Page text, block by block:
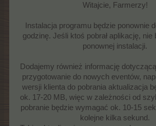
Witajcie, Farmerzy!
Instalacja programu będzie ponownie
godzinę. Jeśli ktoś pobrał aplikację, nie
ponownej instalacji.
Dodajemy również informację
przygotowanie do nowych eventów,
wersji klienta do pobrania aktualizacja
ok. 17-20 MB, więc w zależności od
pobranie będzie wymagać ok. 10-15
kolejne kilka sekund.